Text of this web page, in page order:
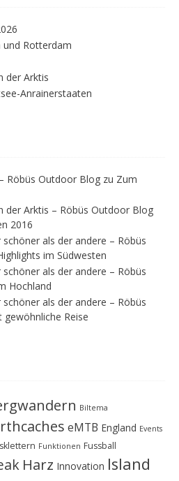
und Rotterdam
der Arktis
Anrainerstaaten
Röbüs Outdoor Blog zu Zum
der Arktis – Röbüs Outdoor Blog
2016
als der andere – Röbüs
im Südwesten
als der andere – Röbüs
Hochland
als der andere – Röbüs
gewöhnliche Reise
Biltema
eMTB England Events
Funktionen Fussball
Harz Innovation Island